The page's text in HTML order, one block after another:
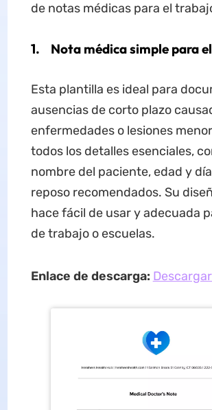
de notas médicas para el
1. Nota médica simple para
Esta plantilla es ideal para
ausencias de corto plazo
enfermedades o lesiones
todos los detalles esenciales,
nombre del paciente, edad y
reposo recomendados. Su
hace fácil de usar y adecuada
de trabajo o escuelas.
Enlace de descarga: